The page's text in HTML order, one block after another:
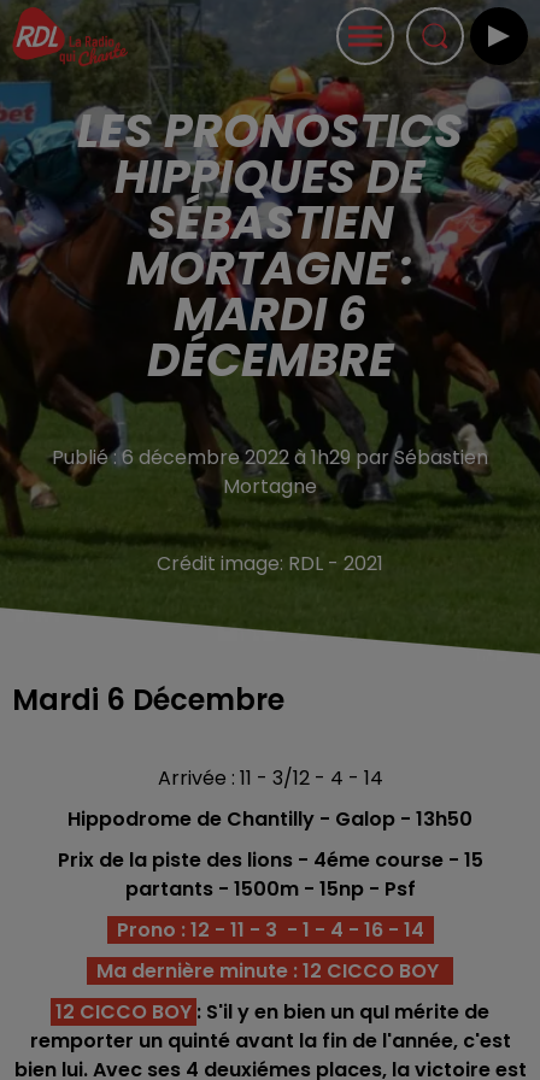
LES PRONOSTICS
HIPPIQUES DE
SÉBASTIEN
MORTAGNE :
MARDI 6
DÉCEMBRE
Publié : 6 décembre 2022 à 1h29 par Sébastien
Mortagne
Crédit image: RDL - 2021
Mardi 6 Décembre
Arrivée : 11 - 3/12 - 4 - 14
Hippodrome de Chantilly - Galop - 13h50
Prix de la piste des lions - 4éme course - 15
partants - 1500m - 15np - Psf
Prono : 12 - 11 - 3 - 1 - 4 - 16 - 14
Ma dernière minute : 12 CICCO BOY
12 CICCO BOY : S'il y en bien un quI mérite de
remporter un quinté avant la fin de l'année, c'est
bien lui. Avec ses 4 deuxiémes places, la victoire est